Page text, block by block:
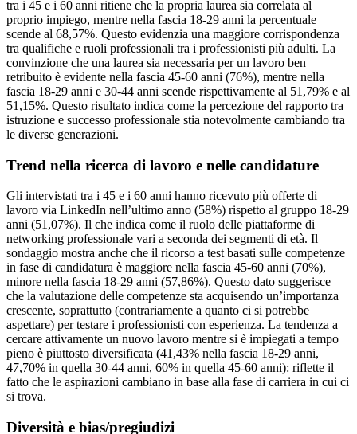
tra i 45 e i 60 anni ritiene che la propria laurea sia correlata al
proprio impiego, mentre nella fascia 18-29 anni la percentuale
scende al 68,57%. Questo evidenzia una maggiore corrispondenza
tra qualifiche e ruoli professionali tra i professionisti più adulti. La
convinzione che una laurea sia necessaria per un lavoro ben
retribuito è evidente nella fascia 45-60 anni (76%), mentre nella
fascia 18-29 anni e 30-44 anni scende rispettivamente al 51,79% e al
51,15%. Questo risultato indica come la percezione del rapporto tra
istruzione e successo professionale stia notevolmente cambiando tra
le diverse generazioni.
Trend nella ricerca di lavoro e nelle candidature
Gli intervistati tra i 45 e i 60 anni hanno ricevuto più offerte di
lavoro via LinkedIn nell’ultimo anno (58%) rispetto al gruppo 18-29
anni (51,07%). Il che indica come il ruolo delle piattaforme di
networking professionale vari a seconda dei segmenti di età. Il
sondaggio mostra anche che il ricorso a test basati sulle competenze
in fase di candidatura è maggiore nella fascia 45-60 anni (70%),
minore nella fascia 18-29 anni (57,86%). Questo dato suggerisce
che la valutazione delle competenze sta acquisendo un’importanza
crescente, soprattutto (contrariamente a quanto ci si potrebbe
aspettare) per testare i professionisti con esperienza. La tendenza a
cercare attivamente un nuovo lavoro mentre si è impiegati a tempo
pieno è piuttosto diversificata (41,43% nella fascia 18-29 anni,
47,70% in quella 30-44 anni, 60% in quella 45-60 anni): riflette il
fatto che le aspirazioni cambiano in base alla fase di carriera in cui ci
si trova.
Diversità e bias/pregiudizi